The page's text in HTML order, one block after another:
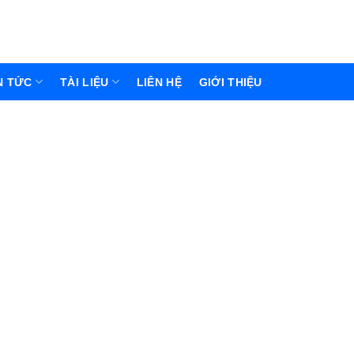
TỨC TÀI LIỆU LIÊN HỆ GIỚI THIỆU